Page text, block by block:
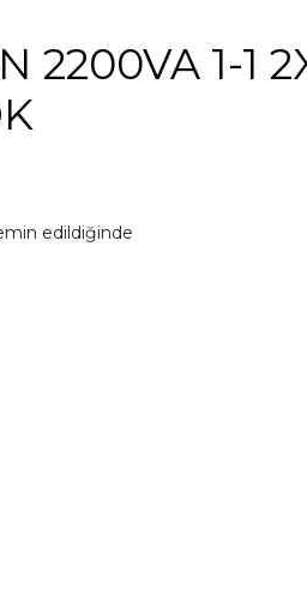
2200VA 1-1
edildiğinde